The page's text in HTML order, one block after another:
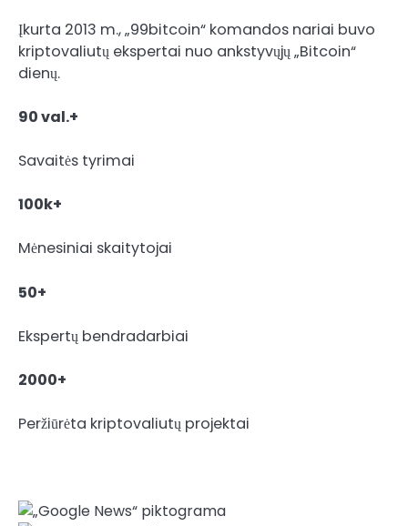
Įkurta 2013 m., „99bitcoin“ komandos nariai buvo
kriptovaliutų ekspertai nuo ankstyvųjų „Bitcoin“
dienų.
90 val.+
Savaitės tyrimai
100k+
Mėnesiniai skaitytojai
50+
Ekspertų bendradarbiai
2000+
Peržiūrėta kriptovaliutų projektai